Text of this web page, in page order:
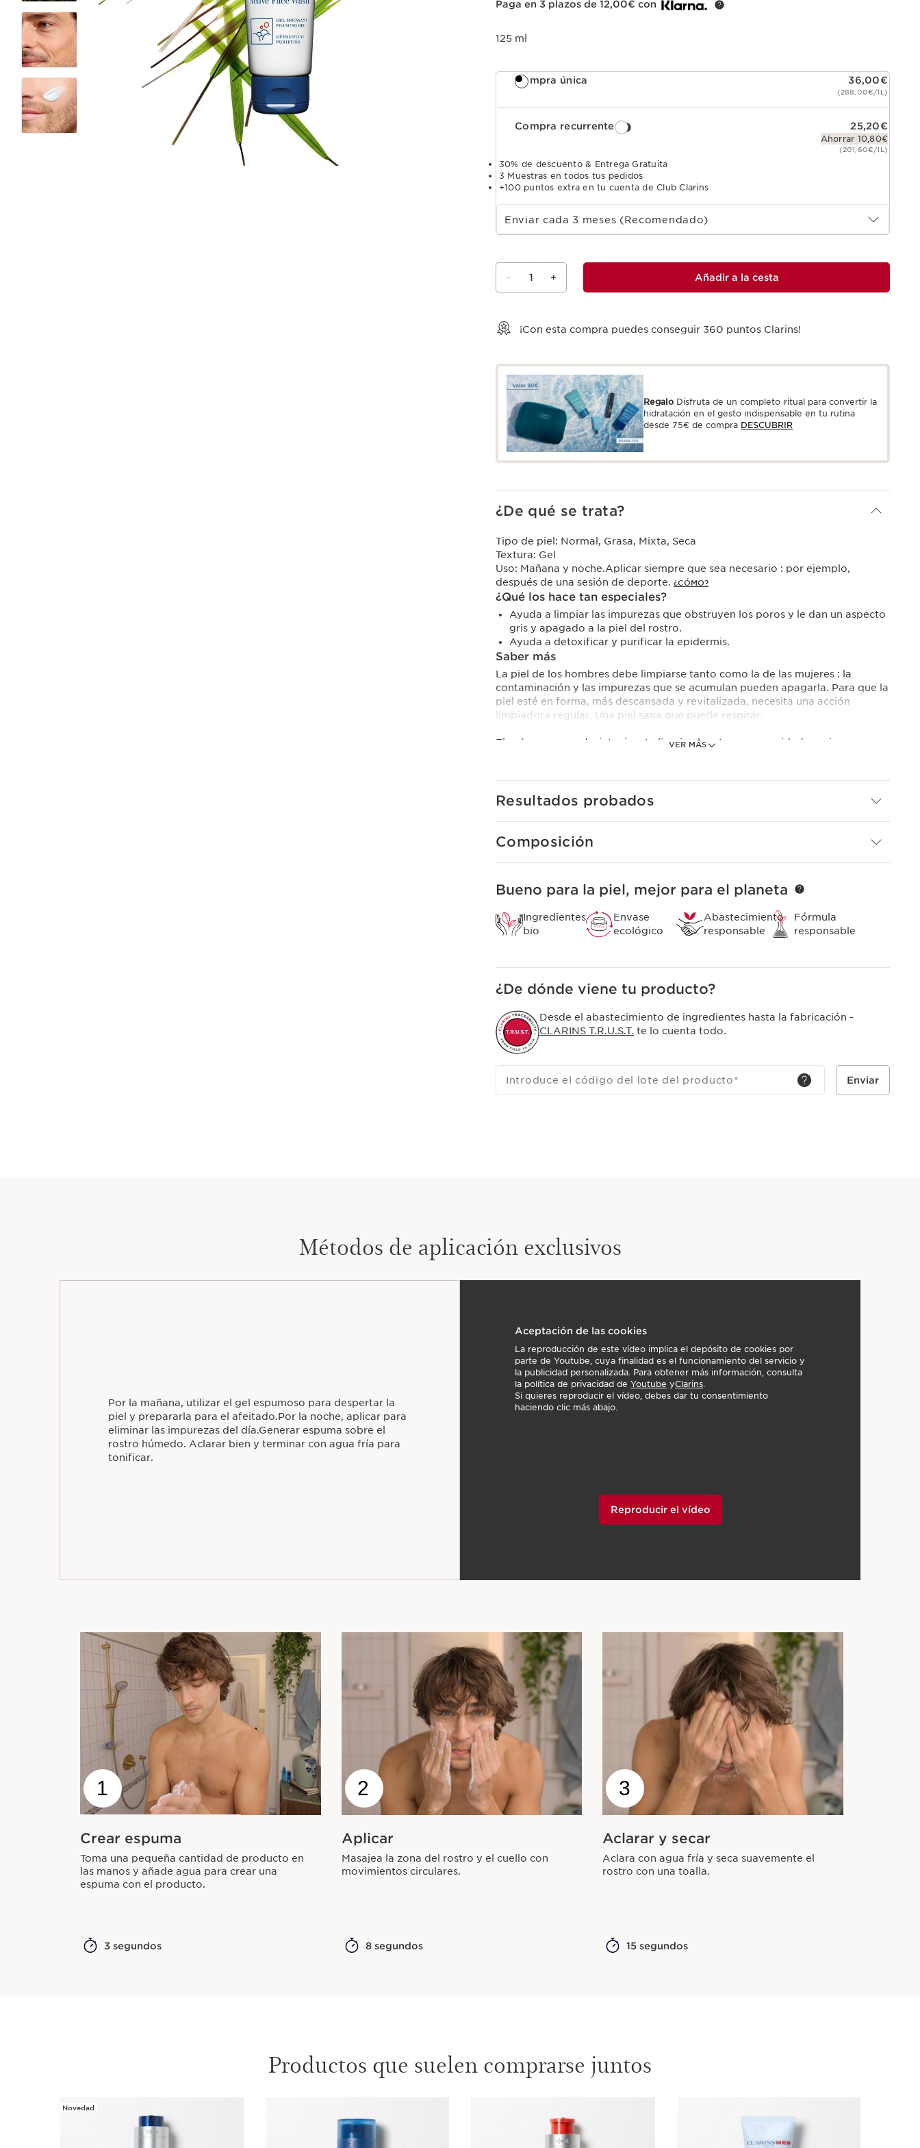
Paga en 3 plazos de 12,00€ con
125 ml
Compra única 36,00€
(288,00€/1L)
Compra recurrente 25,20€
Ahorrar 10,80€
(201,60€/1L)
30% de descuento & Entrega Gratuita
3 Muestras en todos tus pedidos
+100 puntos extra en tu cuenta de Club Clarins
Select subscription period
Enviar cada 3 meses (Recomendado)
- 1 + Añadir a la cesta
¡Con esta compra puedes conseguir 360 puntos Clarins!
Regalo Disfruta de un completo ritual para convertir la
hidratación en el gesto indispensable en tu rutina
desde 75€ de compra DESCUBRIR
¿De qué se trata?
VER MÁS
Tipo de piel: Normal, Grasa, Mixta, Seca
Textura: Gel
Uso: Mañana y noche.Aplicar siempre que sea necesario : por ejemplo,
después de una sesión de deporte. ¿CÓMO?
¿Qué los hace tan especiales?
Ayuda a limpiar las impurezas que obstruyen los poros y le dan un aspecto
gris y apagado a la piel del rostro.
Ayuda a detoxificar y purificar la epidermis.
Saber más
La piel de los hombres debe limpiarse tanto como la de las mujeres : la
contaminación y las impurezas que se acumulan pueden apagarla. Para que la
piel esté en forma, más descansada y revitalizada, necesita una acción
limpiadora regular. Una piel sana que puede respirar.
El gel espumoso desintoxicante limpia el rostro con suavidad gracia a sus
Esta agradable textura espumosa resulta ideal para calmar el escozor del
afeitado.
los hombres.Fase 1, limpieza (indispensable) : una piel limpia y purificada está
Resultados probados
Composición
Bueno para la piel, mejor para el planeta
Ingredientes
bio
Envase
ecológico
Abastecimiento
responsable
Fórmula
responsable
¿De dónde viene tu producto?
Desde el abastecimiento de ingredientes hasta la fabricación -
CLARINS T.R.U.S.T. te lo cuenta todo.
Introduce el código del lote del producto* Enviar
Métodos de aplicación exclusivos
Por la mañana, utilizar el gel espumoso para despertar la
piel y prepararla para el afeitado.Por la noche, aplicar para
eliminar las impurezas del día.Generar espuma sobre el
rostro húmedo. Aclarar bien y terminar con agua fría para
tonificar.
Aceptación de las cookies
La reproducción de este vídeo implica el depósito de cookies por
parte de Youtube, cuya finalidad es el funcionamiento del servicio y
la publicidad personalizada. Para obtener más información, consulta
la política de privacidad de Youtube yClarins
Si quieres reproducir el vídeo, debes dar tu consentimiento
haciendo clic más abajo.
Reproducir el vídeo
1
Crear espuma
Toma una pequeña cantidad de producto en
las manos y añade agua para crear una
espuma con el producto.
3 segundos
2
Aplicar
Masajea la zona del rostro y el cuello con
movimientos circulares.
8 segundos
3
Aclarar y secar
Aclara con agua fría y seca suavemente el
rostro con una toalla.
15 segundos
Productos que suelen comprarse juntos
IR AL CONTENIDO
Novedad